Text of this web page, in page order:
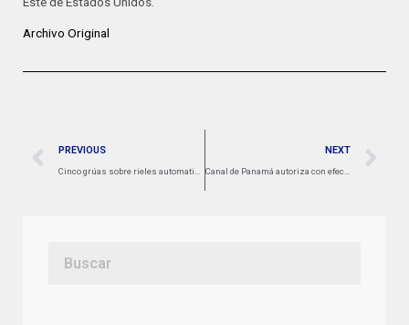
Archivo Original
PREVIOUS
Cinco grúas sobre rieles automatizadas ya son transportadas rumbo al puerto de Chancay, Perú
NEXT
Canal de Panamá autoriza con efecto inmediato calado máximo de 13,71 metros para tránsitos a través de esclusas Neopanamax